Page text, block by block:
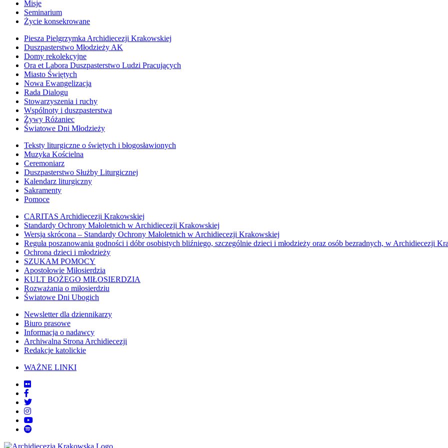
Misje
Seminarium
Życie konsekrowane
Piesza Pielgrzymka Archidiecezji Krakowskiej
Duszpasterstwo Młodzieży AK
Domy rekolekcyjne
Ora et Labora Duszpasterstwo Ludzi Pracujących
Miasto Świętych
Nowa Ewangelizacja
Rada Dialogu
Stowarzyszenia i ruchy
Wspólnoty i duszpasterstwa
Żywy Różaniec
Światowe Dni Młodzieży
Teksty liturgiczne o świętych i błogosławionych
Muzyka Kościelna
Ceremoniarz
Duszpasterstwo Służby Liturgicznej
Kalendarz liturgiczny
Sakramenty
Pomoce
CARITAS Archidiecezji Krakowskiej
Standardy Ochrony Małoletnich w Archidiecezji Krakowskiej
Wersja skrócona – Standardy Ochrony Małoletnich w Archidiecezji Krakowskiej
Reguła poszanowania godności i dóbr osobistych bliźniego, szczególnie dzieci i młodzieży oraz osób bezradnych, w Archidiecezji
Ochrona dzieci i młodzieży
SZUKAM POMOCY
Apostołowie Miłosierdzia
KULT BOŻEGO MIŁOSIERDZIA
Rozważania o miłosierdziu
Światowe Dni Ubogich
Newsletter dla dziennikarzy
Biuro prasowe
Informacja o nadawcy
Archiwalna Strona Archidiecezji
Redakcje katolickie
WAŻNE LINKI